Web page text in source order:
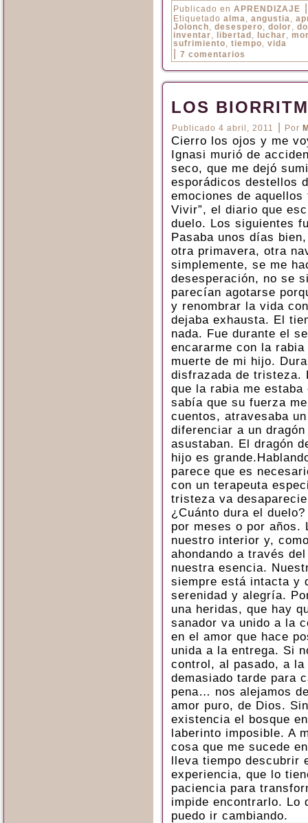
Publicado en APRENDIZAJE
Etiquetado alma, angustia,
Jolonch, desespero, dolor,
inventar, libertad , luchar,
sufrimiento, tiempo, vida
7 comentarios
LOS
Publicado 4 abril, 2011 Por
Cierro los ojos y me
Ignasi murió de
seco, que me dejó
esporádicos destellos
emociones de aquellos
Vivir”, el diario que
duelo. Los siguientes
Pasaba unos días
otra primavera, otra
simplemente, se me
desesperación, no se
parecían agotarse
y renombrar la vida
dejaba exhausta. El
nada. Fue durante el
encararme con la
muerte de mi hijo.
disfrazada de tristeza.
que la rabia me
sabía que su fuerza
cuentos, atravesaba
diferenciar a un
asustaban. El dragón
hijo es
parece que es
con un terapeuta
tristeza va
¿Cuánto dura el
por meses o por años.
nuestro interior y,
ahondando a través
nuestra esencia.
siempre está intacta y
serenidad y alegría.
una heridas, que hay
sanador va unido a la
en el amor que hace
unida a la entrega. Si
control, al pasado, a
demasiado tarde para
pena… nos alejamos
amor puro, de Dios.
existencia el bosque
laberinto imposible. A
cosa que me sucede
lleva tiempo descubrir
experiencia, que lo
paciencia para
impide encontrarlo. Lo
puedo ir cambiando.